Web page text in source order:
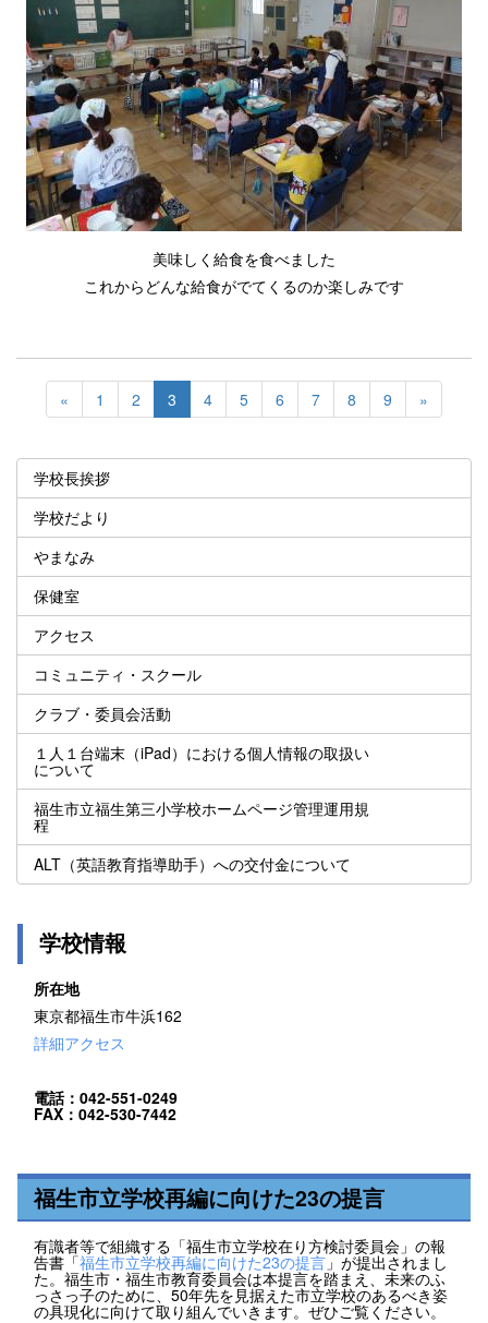
美味しく給食を食べました
これからどんな給食がでてくるのか楽しみです
« 1 2 3 4 5 6 7 8 9 »
学校長挨拶
学校だより
やまなみ
保健室
アクセス
コミュニティ・スクール
クラブ・委員会活動
１人１台端末（iPad）における個人情報の取扱い
について
福生市立福生第三小学校ホームページ管理運用規
程
ALT（英語教育指導助手）への交付金について
学校情報
所在地
東京都福生市牛浜162
詳細アクセス
電話：042-551-0249
FAX：042-530-7442
福生市立学校再編に向けた23の提言
有識者等で組織する「福生市立学校在り方検討委員会」の報
告書「福生市立学校再編に向けた23の提言」が提出されまし
た。福生市・福生市教育委員会は本提言を踏まえ、未来のふ
っさっ子のために、50年先を見据えた市立学校のあるべき姿
の具現化に向けて取り組んでいきます。ぜひご覧ください。